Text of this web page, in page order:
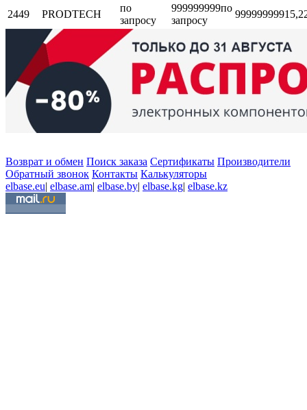
2449 PRODTECH
по
запросу
999999999по
запросу
999999999
Возврат и обмен Поиск заказа Сертификаты Производители
Обратный звонок Контакты Калькуляторы
elbase.eu| elbase.am| elbase.by| elbase.kg| elbase.kz